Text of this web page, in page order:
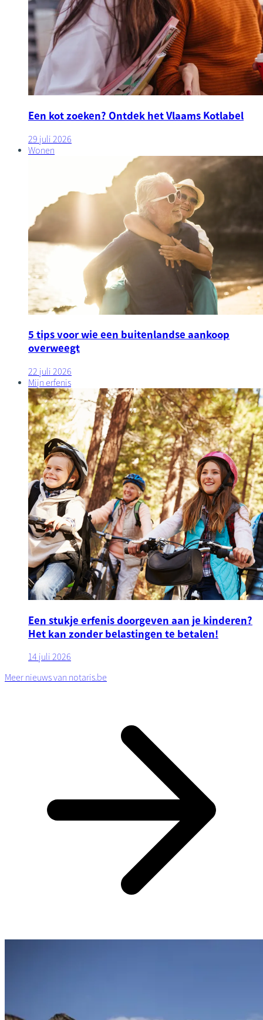
Een kot zoeken? Ontdek het Vlaams Kotlabel
29 juli 2026
Wonen
5 tips voor wie een buitenlandse aankoop
overweegt
22 juli 2026
Mijn erfenis
Een stukje erfenis doorgeven aan je kinderen?
Het kan zonder belastingen te betalen!
14 juli 2026
Meer nieuws van notaris.be